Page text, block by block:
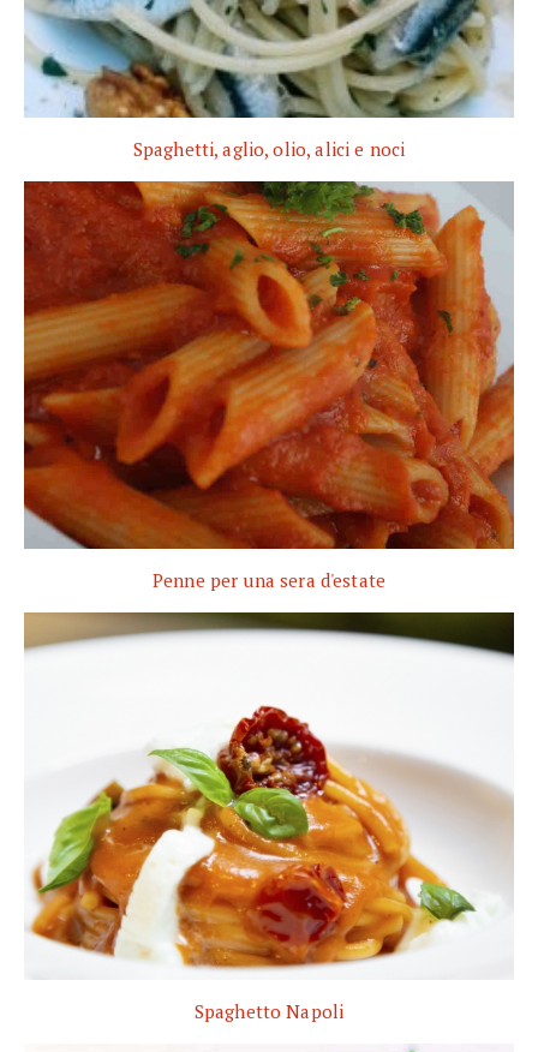
Spaghetti, aglio, olio, alici e noci
Penne per una sera d'estate
Spaghetto Napoli